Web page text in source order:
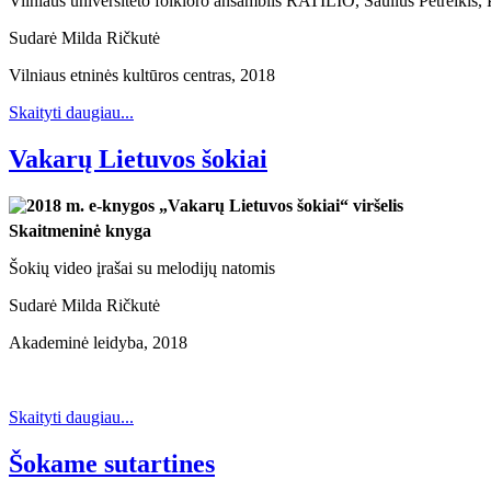
Sudarė Milda Ričkutė
Vilniaus etninės kultūros centras, 2018
Skaityti daugiau...
Vakarų Lietuvos šokiai
Skaitmeninė knyga
Šokių video įrašai su melodijų natomis
Sudarė Milda Ričkutė
Akademinė leidyba, 2018
Skaityti daugiau...
Šokame sutartines